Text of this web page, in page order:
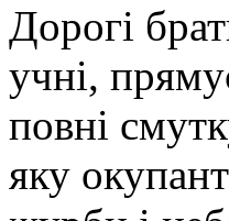
Дорогі
учні,
повні
яку